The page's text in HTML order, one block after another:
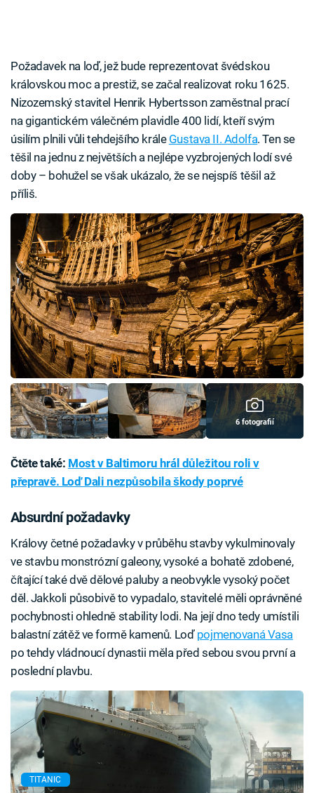
Požadavek na loď, jež bude reprezentovat švédskou
královskou moc a prestiž, se začal realizovat roku 1625.
Nizozemský stavitel Henrik Hybertsson zaměstnal prací
na gigantickém válečném plavidle 400 lidí, kteří svým
úsilím plnili vůli tehdejšího krále Gustava II. Adolfa. Ten se
těšil na jednu z největších a nejlépe vyzbrojených lodí své
doby – bohužel se však ukázalo, že se nejspíš těšil až
příliš.
6 fotografií
Čtěte také: Most v Baltimoru hrál důležitou roli v
přepravě. Loď Dali nezpůsobila škody poprvé
Absurdní požadavky
Královy četné požadavky v průběhu stavby vykulminovaly
ve stavbu monstrózní galeony, vysoké a bohatě zdobené,
čítající také dvě dělové paluby a neobvykle vysoký počet
děl. Jakkoli působivě to vypadalo, stavitelé měli oprávněné
pochybnosti ohledně stability lodi. Na její dno tedy umístili
balastní zátěž ve formě kamenů. Loď pojmenovaná Vasa
po tehdy vládnoucí dynastii měla před sebou svou první a
poslední plavbu.
TITANIC